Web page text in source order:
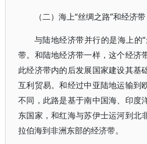
（二）海上“丝绸之路”和经济带
与陆地经济带并行的是海上的
带。和陆地经济带一样，这个经济
此经济带内的后发展国家建设其基
互利贸易。和经过中亚陆地运输到
不同，此路是基于南中国海、印度
东国家，和红海与苏伊士运河到北
拉伯海到非洲东部的经济带。